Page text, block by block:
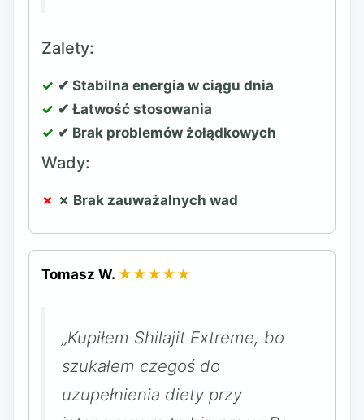
Zalety:
✔ Stabilna energia w ciągu dnia
✔ Łatwość stosowania
✔ Brak problemów żołądkowych
Wady:
✗ Brak zauważalnych wad
Tomasz W. ★★★★★
„Kupiłem Shilajit Extreme, bo
szukałem czegoś do
uzupełnienia diety przy